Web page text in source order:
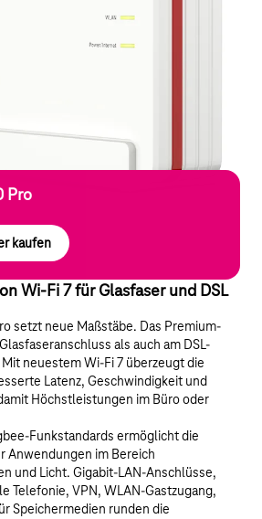
Pro
kaufen
Wi-Fi 7 für Glasfaser und DSL
setzt neue Maßstäbe. Das Premium-
als auch am DSL-
neuestem Wi-Fi 7 überzeugt die
Latenz, Geschwindigkeit und
Höchstleistungen im Büro oder
Funkstandards ermöglicht die
Anwendungen im Bereich
und Licht. Gigabit-LAN-Anschlüsse,
Telefonie, VPN, WLAN-Gastzugang,
Speichermedien runden die